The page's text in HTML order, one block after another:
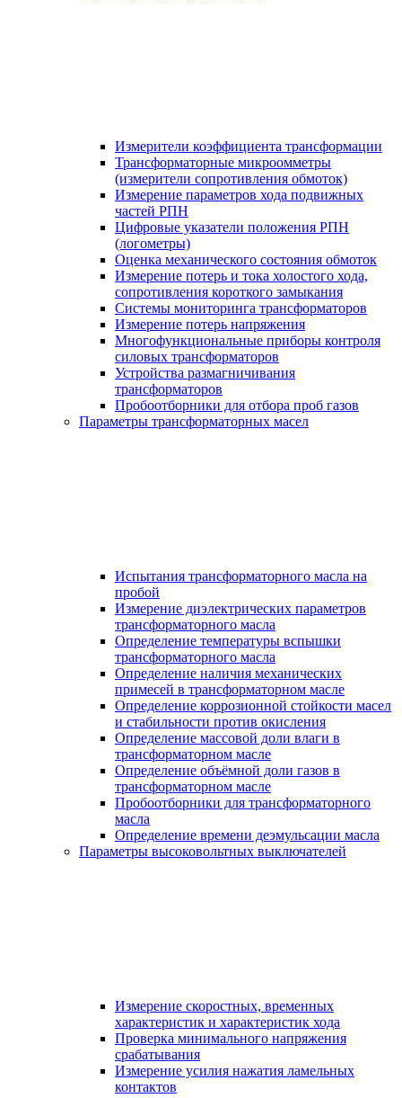
Измерители коэффициента трансформации
Трансформаторные микроомметры
(измерители сопротивления обмоток)
Измерение параметров хода подвижных
частей РПН
Цифровые указатели положения РПН
(логометры)
Оценка механического состояния обмоток
Измерение потерь и тока холостого хода,
сопротивления короткого замыкания
Системы мониторинга трансформаторов
Измерение потерь напряжения
Многофункциональные приборы контроля
силовых трансформаторов
Устройства размагничивания
трансформаторов
Пробоотборники для отбора проб газов
Параметры трансформаторных масел
Испытания трансформаторного масла на
пробой
Измерение диэлектрических параметров
трансформаторного масла
Определение температуры вспышки
трансформаторного масла
Определение наличия механических
примесей в трансформаторном масле
Определение коррозионной стойкости масел
и стабильности против окисления
Определение массовой доли влаги в
трансформаторном масле
Определение объёмной доли газов в
трансформаторном масле
Пробоотборники для трансформаторного
масла
Определение времени деэмульсации масла
Параметры высоковольтных выключателей
Измерение скоростных, временных
характеристик и характеристик хода
Проверка минимального напряжения
срабатывания
Измерение усилия нажатия ламельных
контактов